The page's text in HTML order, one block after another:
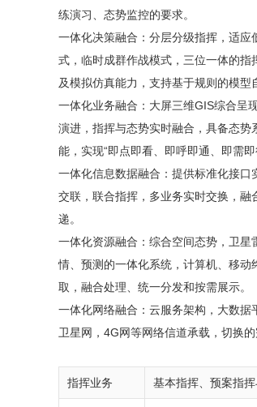
练演习、态势监控的要求。
一体化决策融合：分层分级指挥，适
式，临时成群作战模式，三位一体的指
及模拟仿真能力，支持基于规则的模型
一体化业务融合：大屏三维GIS综合呈
演进，指挥与态势实时融合，具备态
能，实现“即点即看、即呼即通、即需即
一体化信息数据融合：提供标准化接
交联，联合指挥，多业务实时交换，
递。
一体化资源融合：综合空间态势，卫
情、预测的一体化系统，计算机、移
取，融合处理、统一分发和按需展示。
一体化网络融合：云服务架构，大数据
卫星网，4G网等网络信道承载，切换的
指挥业务 基本指挥、预案指